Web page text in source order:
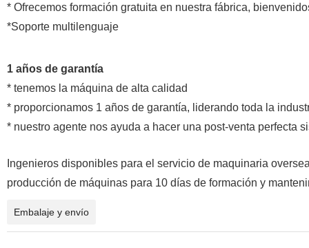
* Ofrecemos formación gratuita en nuestra fábrica,
*Soporte multilenguaje
1 años de garantía
* tenemos la máquina de alta calidad
* proporcionamos 1 años de garantía, liderando toda la
* nuestro agente nos ayuda a hacer una post-venta perfecta
Ingenieros disponibles para el servicio de maquinaria
producción de máquinas para 10 días de formación y
Embalaje y envío